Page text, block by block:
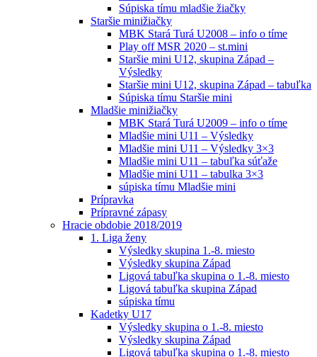
Súpiska tímu mladšie žiačky
Staršie minižiačky
MBK Stará Turá U2008 – info o tíme
Play off MSR 2020 – st.mini
Staršie mini U12, skupina Západ –
Výsledky
Staršie mini U12, skupina Západ – tabuľka
Súpiska tímu Staršie mini
Mladšie minižiačky
MBK Stará Turá U2009 – info o tíme
Mladšie mini U11 – Výsledky
Mladšie mini U11 – Výsledky 3×3
Mladšie mini U11 – tabuľka súťaže
Mladšie mini U11 – tabulka 3×3
súpiska tímu Mladšie mini
Prípravka
Prípravné zápasy
Hracie obdobie 2018/2019
1. Liga ženy
Výsledky skupina 1.-8. miesto
Výsledky skupina Západ
Ligová tabuľka skupina o 1.-8. miesto
Ligová tabuľka skupina Západ
súpiska tímu
Kadetky U17
Výsledky skupina o 1.-8. miesto
Výsledky skupina Západ
Ligová tabuľka skupina o 1.-8. miesto